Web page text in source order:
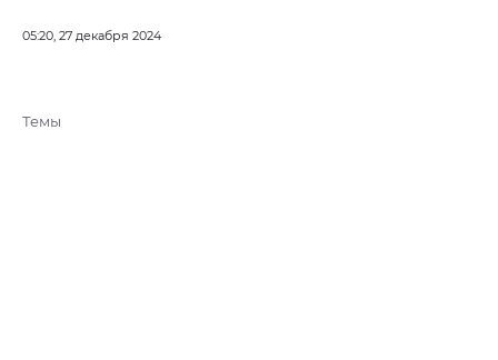
05:20, 27 декабря 2024
Темы